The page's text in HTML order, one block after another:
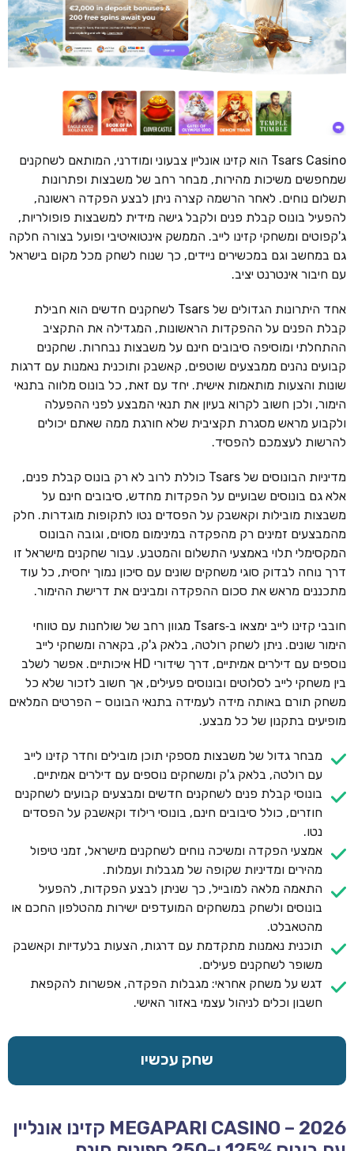
Tsars Casino הוא קזינו אונליין צבעוני ומודרני, המותאם לשחקנים
שמחפשים משיכות מהירות, מבחר רחב של משבצות ופתרונות
תשלום נוחים. לאחר הרשמה קצרה ניתן לבצע הפקדה ראשונה,
להפעיל בונוס קבלת פנים ולקבל גישה מידית למשבצות פופולריות,
ג'קפוטים ומשחקי קזינו לייב. הממשק אינטואיטיבי ופועל בצורה חלקה
גם במחשב וגם במכשירים ניידים, כך שנוח לשחק מכל מקום בישראל
עם חיבור אינטרנט יציב.
אחד היתרונות הגדולים של Tsars לשחקנים חדשים הוא חבילת
קבלת הפנים על ההפקדות הראשונות, המגדילה את התקציב
ההתחלתי ומוסיפה סיבובים חינם על משבצות נבחרות. שחקנים
קבועים נהנים ממבצעים שוטפים, קאשבק ותוכנית נאמנות עם דרגות
שונות והצעות מותאמות אישית. יחד עם זאת, כל בונוס מלווה בתנאי
הימור, ולכן חשוב לקרוא בעיון את תנאי המבצע לפני ההפעלה
ולקבוע מראש מסגרת תקציבית שלא חורגת ממה שאתם יכולים
להרשות לעצמכם להפסיד.
מדיניות הבונוסים של Tsars כוללת לרוב לא רק בונוס קבלת פנים,
אלא גם בונוסים שבועיים על הפקדות מחדש, סיבובים חינם על
משבצות מובילות וקאשבק על הפסדים נטו לתקופות מוגדרות. חלק
מהמבצעים זמינים רק מהפקדה במינימום מסוים, וגובה הבונוס
המקסימלי תלוי באמצעי התשלום והמטבע. עבור שחקנים מישראל זו
דרך נוחה לבדוק סוגי משחקים שונים עם סיכון נמוך יחסית, כל עוד
מתכננים מראש את סכום ההפקדה ומבינים את דרישת ההימור.
חובבי קזינו לייב ימצאו ב‑Tsars מגוון רחב של שולחנות עם טווחי
הימור שונים. ניתן לשחק רולטה, בלאק ג'ק, בקארה ומשחקי לייב
נוספים עם דילרים אמיתיים, דרך שידורי HD איכותיים. אפשר לשלב
בין משחקי לייב לסלוטים ובונוסים פעילים, אך חשוב לזכור שלא כל
משחק תורם באותה מידה לעמידה בתנאי הבונוס – הפרטים המלאים
מופיעים בתקנון של כל מבצע.
מבחר גדול של משבצות מספקי תוכן מובילים וחדר קזינו לייב
עם רולטה, בלאק ג'ק ומשחקים נוספים עם דילרים אמיתיים.
בונוסי קבלת פנים לשחקנים חדשים ומבצעים קבועים לשחקנים
חוזרים, כולל סיבובים חינם, בונוסי רילוד וקאשבק על הפסדים
נטו.
אמצעי הפקדה ומשיכה נוחים לשחקנים מישראל, זמני טיפול
מהירים ומדיניות שקופה של מגבלות ועמלות.
התאמה מלאה למובייל, כך שניתן לבצע הפקדות, להפעיל
בונוסים ולשחק במשחקים המועדפים ישירות מהטלפון החכם או
מהטאבלט.
תוכנית נאמנות מתקדמת עם דרגות, הצעות בלעדיות וקאשבק
משופר לשחקנים פעילים.
דגש על משחק אחראי: מגבלות הפקדה, אפשרות להקפאת
חשבון וכלים לניהול עצמי באזור האישי.
שחק עכשיו
MEGAPARI CASINO – 2026 קזינו אונליין